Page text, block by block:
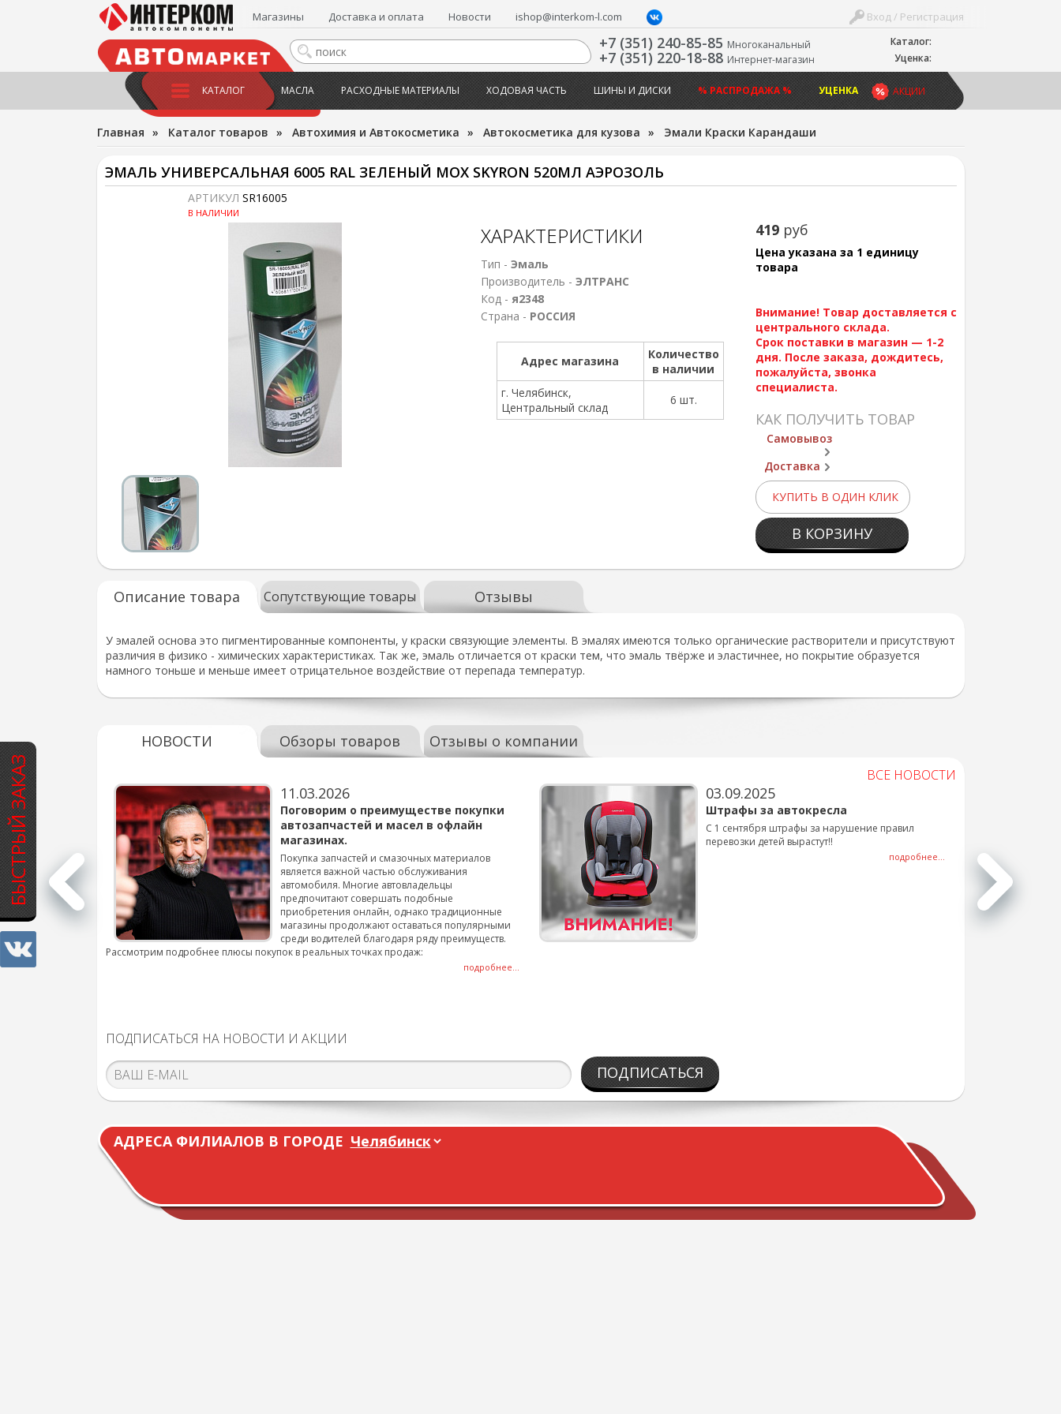
БЫСТРЫЙ ЗАКАЗ
Каталог:
Уценка:
Вход / Регистрация
Магазины Доставка и оплата Новости ishop@interkom-l.com
+7 (351) 240-85-85 Многоканальный
+7 (351) 220-18-88 Интернет-магазин
АКЦИИ
КАТАЛОГ МАСЛА РАСХОДНЫЕ МАТЕРИАЛЫ ХОДОВАЯ ЧАСТЬ ШИНЫ И ДИСКИ % РАСПРОДАЖА % УЦЕНКА
Главная » Каталог товаров » Автохимия и Автокосметика » Автокосметика для кузова » Эмали Краски Карандаши
ЭМАЛЬ УНИВЕРСАЛЬНАЯ 6005 RAL ЗЕЛЕНЫЙ МОХ SKYRON 520МЛ АЭРОЗОЛЬ
АРТИКУЛ SR16005
В НАЛИЧИИ
419 руб
Цена указана за 1 единицу
товара
Внимание! Товар доставляется с
центрального склада.
Срок поставки в магазин — 1-2
дня. После заказа, дождитесь,
пожалуйста, звонка
специалиста.
КАК ПОЛУЧИТЬ ТОВАР
Самовывоз
Доставка
КУПИТЬ В ОДИН КЛИК
В КОРЗИНУ
ХАРАКТЕРИСТИКИ
Тип - Эмаль
Производитель - ЭЛТРАНС
Код - я2348
Страна - РОССИЯ
Адрес магазина
Количество
в наличии
г. Челябинск,
Центральный склад
6 шт.
Описание товара Сопутствующие товары Отзывы
У эмалей основа это пигментированные компоненты, у краски связующие элементы. В эмалях имеются только органические растворители и присутствуют
различия в физико - химических характеристиках. Так же, эмаль отличается от краски тем, что эмаль твёрже и эластичнее, но покрытие образуется
намного тоньше и меньше имеет отрицательное воздействие от перепада температур.
НОВОСТИ Обзоры товаров Отзывы о компании
ВСЕ НОВОСТИ
для
смены шин на
подробнее...
11.03.2026
Поговорим о преимуществе покупки
автозапчастей и масел в офлайн
магазинах.
Покупка запчастей и смазочных материалов
является важной частью обслуживания
автомобиля. Многие автовладельцы
предпочитают совершать подобные
приобретения онлайн, однако традиционные
магазины продолжают оставаться популярными
среди водителей благодаря ряду преимуществ.
Рассмотрим подробнее плюсы покупок в реальных точках продаж:
подробнее...
03.09.2025
Штрафы за автокресла
С 1 сентября штрафы за нарушение правил
перевозки детей вырастут!!
подробнее...
ПОДПИСАТЬСЯ НА НОВОСТИ И АКЦИИ
ПОДПИСАТЬСЯ
АДРЕСА ФИЛИАЛОВ В ГОРОДЕ